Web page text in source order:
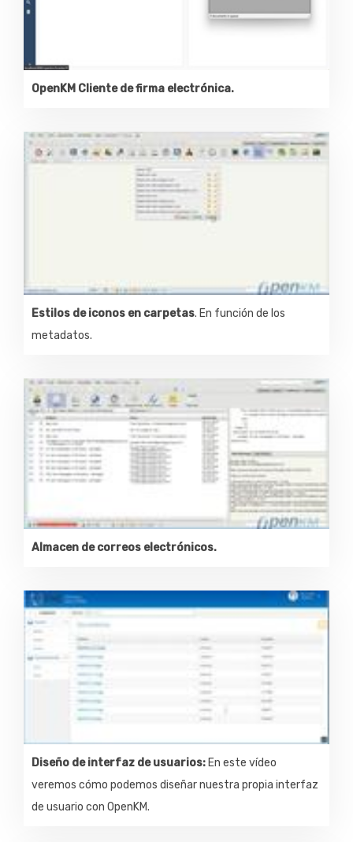
OpenKM Cliente de firma electrónica.
Estilos de iconos en carpetas. En función de los
metadatos.
Almacen de correos electrónicos.
Diseño de interfaz de usuarios: En este vídeo
veremos cómo podemos diseñar nuestra propia interfaz
de usuario con OpenKM.